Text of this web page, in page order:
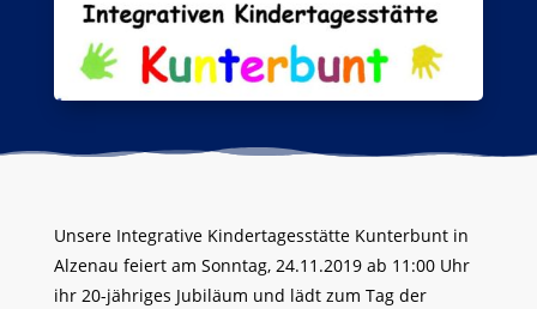
Unsere Integrative Kindertagesstätte Kunterbunt in
Alzenau feiert am Sonntag, 24.11.2019 ab 11:00 Uhr
ihr 20-jähriges Jubiläum und lädt zum Tag der